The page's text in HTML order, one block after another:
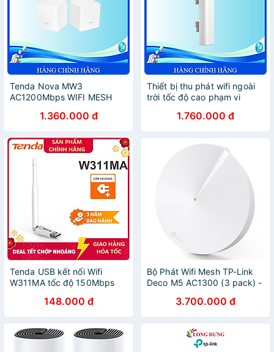
Tenda Nova MW3
AC1200Mbps WIFI MESH
100M2-300M2
1.360.000 đ
Thiết bị thu phát wifi ngoài
trời tốc độ cao phạm vi
chính hãng1.760.000 đ
Tenda USB kết nối Wifi
W311MA tốc độ 150Mbps
148.000 đ
Bộ Phát Wifi Mesh TP-Link
Deco M5 AC1300 (3 pack) -
3.700.000 đ